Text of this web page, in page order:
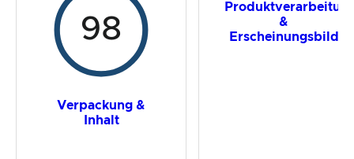
98
Verpackung &
Inhalt
&
Erscheinungsbild